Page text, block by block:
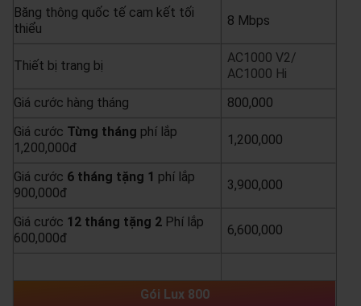
Băng thông quốc tế cam kết tối
thiểu
8 Mbps
Thiết bị trang bị
AC1000 V2/
AC1000 Hi
Giá cước hàng tháng
800,000
Giá cước Từng tháng phí lắp
1,200,000đ
1,200,000
Giá cước 6 tháng tặng 1 phí lắp
900,000đ
3,900,000
Giá cước 12 tháng tặng 2 Phí lắp
600,000đ
6,600,000
Gói Lux 800